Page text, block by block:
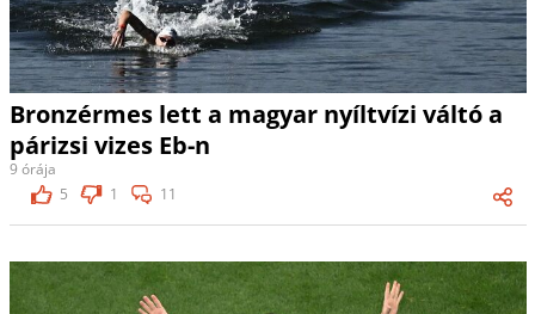
Bronzérmes lett a magyar nyíltvízi váltó a
párizsi vizes Eb-n
9 órája
5
1 11